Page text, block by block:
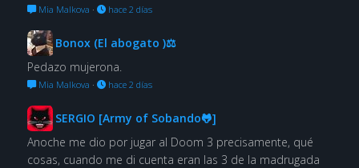
Mia Malkova · hace 2 días
Bonox (El abogato )⚖
Pedazo mujerona.
Mia Malkova · hace 2 días
SERGIO [Army of Sobando🐸]
Anoche me dio por jugar al Doom 3 precisamente, qué
cosas, cuando me di cuenta eran las 3 de la madrugada